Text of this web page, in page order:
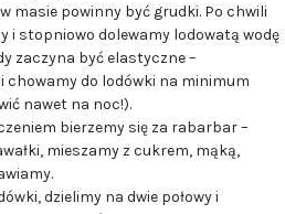
masie powinny być grudki. Po chwili
i stopniowo dolewamy lodowatą wodę
zaczyna być elastyczne –
chowamy do lodówki na minimum
nawet na noc!).
bierzemy się za rabarbar –
mieszamy z cukrem, mąką,
dzielimy na dwie połowy i